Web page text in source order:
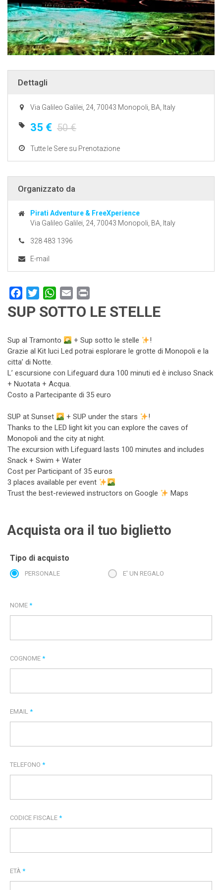
Dettagli
Via Galileo Galilei, 24, 70043 Monopoli, BA, Italy
35 € 50 €
Tutte le Sere su Prenotazione
Organizzato da
Pirati Adventure & FreeXperience
Via Galileo Galilei, 24, 70043 Monopoli, BA, Italy
328 483 1396
E-mail
FacebookTwitterWhatsApp
Email
SUP SOTTO LE STELLE
Sup al Tramonto + Sup sotto le stelle
!
Grazie al Kit luci Led potrai esplorare le grotte di Monopoli e la
citta’ di Notte.
L’ escursione con Lifeguard dura 100 minuti ed è incluso Snack
+ Nuotata + Acqua.
Costo a Partecipante di 35 euro
SUP at Sunset + SUP under the stars
!
Thanks to the LED light kit you can explore the caves of
Monopoli and the city at night.
The excursion with Lifeguard lasts 100 minutes and includes
Snack + Swim + Water
Cost per Participant of 35 euros
3 places available per event
Trust the best-reviewed instructors on Google
Maps
Acquista ora il tuo biglietto
Tipo di acquisto
PERSONALE E' UN REGALO
NOME *
COGNOME *
EMAIL *
TELEFONO *
CODICE FISCALE *
ETÀ *